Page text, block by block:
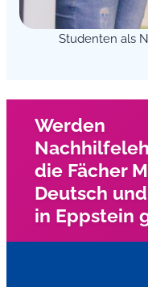
Studenten als
Werden
die Fächer
Deutsch
in Eppstein